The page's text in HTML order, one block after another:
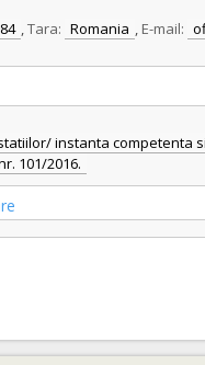
,Tara: Romania , E-mail:
instanta competenta
101/2016.